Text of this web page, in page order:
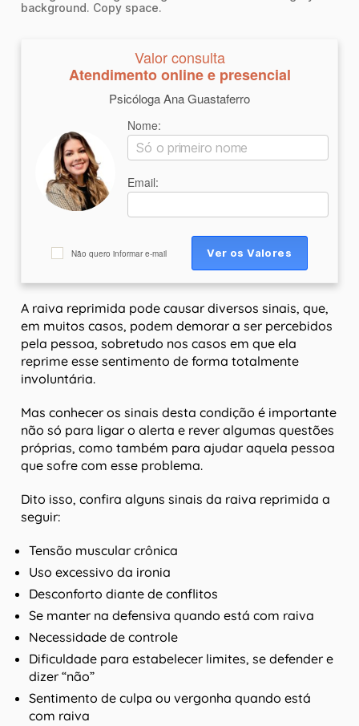
background. Copy space.
Valor consulta
Atendimento online e presencial
Psicóloga Ana Guastaferro
Nome:
Email:
Não quero informar e-mail
A raiva reprimida pode causar diversos sinais, que,
em muitos casos, podem demorar a ser percebidos
pela pessoa, sobretudo nos casos em que ela
reprime esse sentimento de forma totalmente
involuntária.
Mas conhecer os sinais desta condição é importante
não só para ligar o alerta e rever algumas questões
próprias, como também para ajudar aquela pessoa
que sofre com esse problema.
Dito isso, confira alguns sinais da raiva reprimida a
seguir:
Tensão muscular crônica
Uso excessivo da ironia
Desconforto diante de conflitos
Se manter na defensiva quando está com raiva
Necessidade de controle
Dificuldade para estabelecer limites, se defender e
dizer “não”
Sentimento de culpa ou vergonha quando está
com raiva